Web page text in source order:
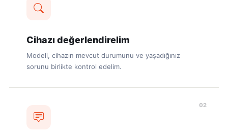
Cihazı değerlendirelim
Modeli, cihazın mevcut durumunu ve yaşadığınız
sorunu birlikte kontrol edelim.
02